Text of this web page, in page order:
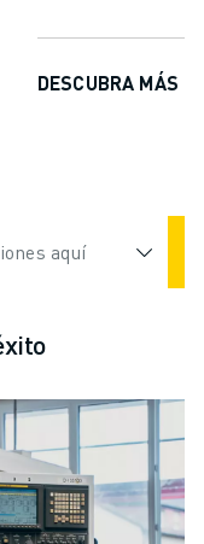
a...
DESCUBRA MÁS
aquí